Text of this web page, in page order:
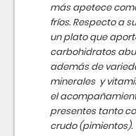
más apetece
fríos. Respecto a
un plato que
carbohidratos
además de
minerales y
el
presentes tanto
crudo (pimientos).